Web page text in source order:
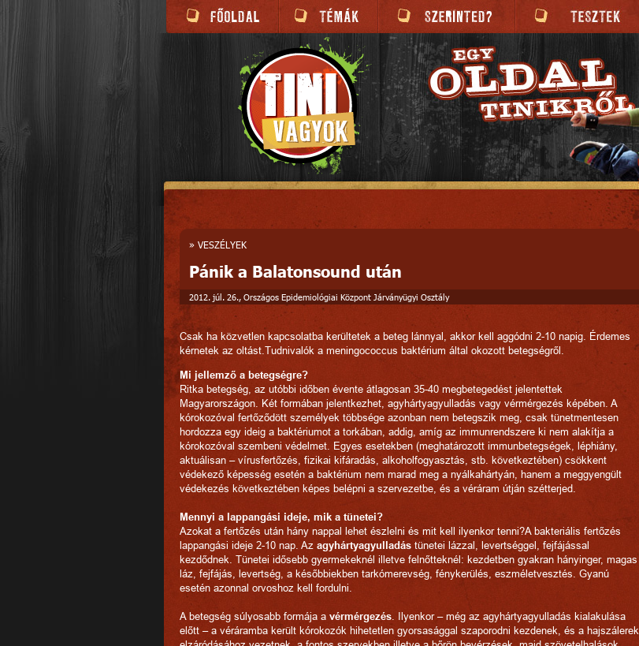
» VESZÉLYEK
Pánik a Balatonsound után
2012. júl. 26., Országos Epidemiológiai Központ Járványügyi Osztály
Csak ha közvetlen kapcsolatba kerültetek a beteg lánnyal, akkor kell aggódni 2-10 napig. Érdemes
kérnetek az oltást.Tudnivalók a meningococcus baktérium által okozott betegségről.
Mi jellemző a betegségre?
Ritka betegség, az utóbbi időben évente átlagosan 35-40 megbetegedést jelentettek
Magyarországon. Két formában jelentkezhet, agyhártyagyulladás vagy vérmérgezés képében. A
kórokozóval fertőződött személyek többsége azonban nem betegszik meg, csak tünetmentesen
hordozza egy ideig a baktériumot a torkában, addig, amíg az immunrendszere ki nem alakítja a
kórokozóval szembeni védelmet. Egyes esetekben (meghatározott immunbetegségek, léphiány,
aktuálisan – vírusfertőzés, fizikai kifáradás, alkoholfogyasztás, stb. következtében) csökkent
védekező képesség esetén a baktérium nem marad meg a nyálkahártyán, hanem a meggyengült
védekezés következtében képes belépni a szervezetbe, és a véráram útján szétterjed.
Mennyi a lappangási ideje, mik a tünetei?
Azokat a fertőzés után hány nappal lehet észlelni és mit kell ilyenkor tenni?A bakteriális fertőzés
lappangási ideje 2-10 nap. Az agyhártyagyulladás tünetei lázzal, levertséggel, fejfájással
kezdődnek. Tünetei idősebb gyermekeknél illetve felnőtteknél: kezdetben gyakran hányinger, magas
láz, fejfájás, levertség, a későbbiekben tarkómerevség, fénykerülés, eszméletvesztés. Gyanú
esetén azonnal orvoshoz kell fordulni.
A betegség súlyosabb formája a vérmérgezés . Ilyenkor – még az agyhártyagyulladás kialakulása
előtt – a véráramba került kórokozók hihetetlen gyorsasággal szaporodni kezdenek, és a hajszálerek